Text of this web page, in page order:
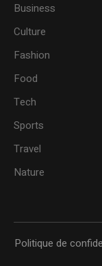
Business
Culture
Fashion
Food
Tech
Sports
Travel
Nature
Politique de